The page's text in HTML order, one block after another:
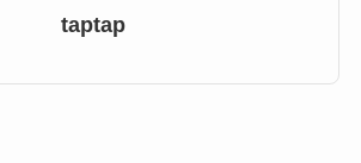
taptap